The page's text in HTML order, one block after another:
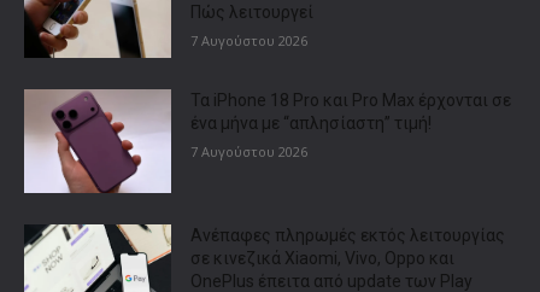
Πώς λειτουργεί
7 Αυγούστου 2026
Τα iPhone 18 Pro και Pro Max έρχονται σε
ένα μήνα με “απλησίαστη” τιμή!
7 Αυγούστου 2026
Ανέπαφες πληρωμές εκτός λειτουργίας
σε κινεζικά Xiaomi, Vivo, Oppo και
OnePlus έπειτα από update των Play